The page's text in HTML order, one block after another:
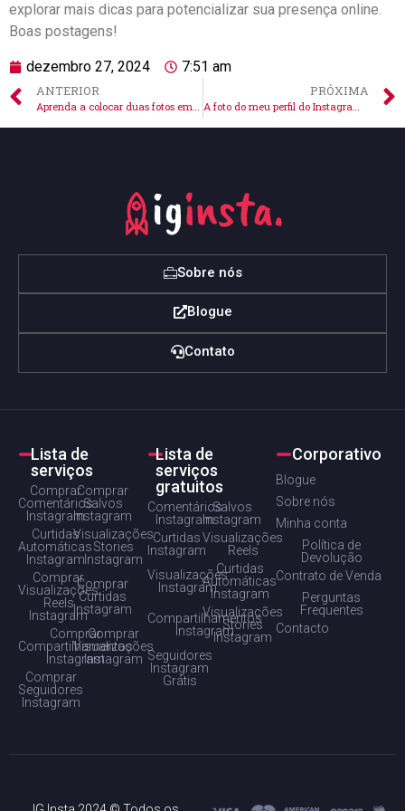
explorar mais dicas para potencializar sua ⁢presença ​online.
Boas postagens!
dezembro 27, 2024 7:51 am
ANTERIOR PRÓXIMA
Sobre nós
Blogue
Contato
Lista de
serviços
Comprar
Comentários
Instagram
Comprar
Salvos
Instagram
Curtidas
Automáticas
Instagram
Visualizações
Stories
Instagram
Comprar
Visualizações
Reels
Instagram
Comprar
Curtidas
Instagram
Comprar
Compartilhamentos
Instagram
Comprar
Visualizações
Instagram
Comprar
Seguidores
Instagram
Lista de
serviços
gratuitos
Comentários
Instagram
Salvos
Instagram
Curtidas
Instagram
Visualizações
Reels
Visualizações
Instagram
Curtidas
Automáticas
Instagram
Compartilhamentos
Instagram
Visualizações
Stories
Instagram
Seguidores
Instagram
Grátis
Corporativo
Blogue
Sobre nós
Minha conta
Política de
Devolução
Contrato de Venda
Perguntas
Frequentes
Contacto